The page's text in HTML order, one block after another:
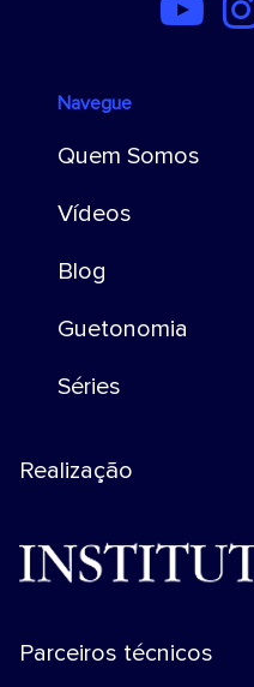
Navegue
Quem Somos
Vídeos
Blog
Guetonomia
Séries
Realização
Parceiros técnicos